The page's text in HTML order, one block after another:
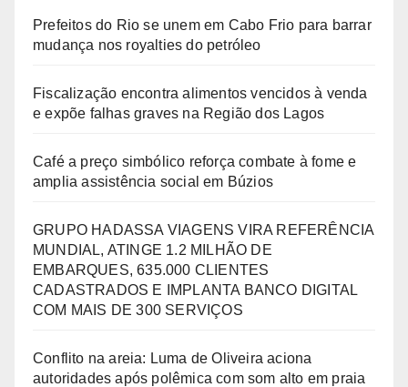
Prefeitos do Rio se unem em Cabo Frio para barrar
mudança nos royalties do petróleo
Fiscalização encontra alimentos vencidos à venda
e expõe falhas graves na Região dos Lagos
Café a preço simbólico reforça combate à fome e
amplia assistência social em Búzios
GRUPO HADASSA VIAGENS VIRA REFERÊNCIA
MUNDIAL, ATINGE 1.2 MILHÃO DE
EMBARQUES, 635.000 CLIENTES
CADASTRADOS E IMPLANTA BANCO DIGITAL
COM MAIS DE 300 SERVIÇOS
Conflito na areia: Luma de Oliveira aciona
autoridades após polêmica com som alto em praia